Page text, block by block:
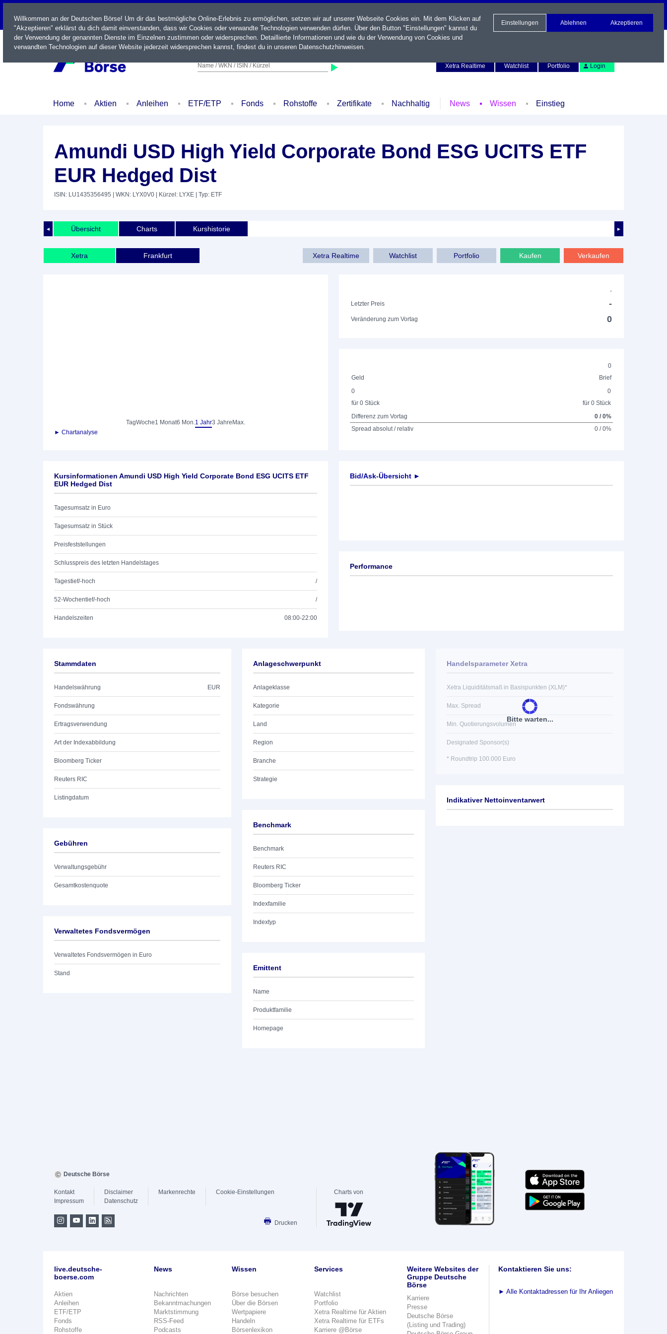
LIVE
Name / WKN / ISIN / Kürzel
Xetra Realtime
Watchlist Portfolio Login
Home Aktien Anleihen ETF/ETP Fonds Rohstoffe Zertifikate Nachhaltig News Wissen Einstieg
Amundi USD High Yield Corporate Bond ESG UCITS ETF
EUR Hedged Dist
ISIN: LU1435356495 | WKN: LYX0V0 | Kürzel: LYXE | Typ: ETF
◄ ►
Übersicht Charts Kurshistorie
Xetra Frankfurt Xetra Realtime Watchlist Portfolio Kaufen Verkaufen
TagWoche1 Monat6 Mon.1 Jahr3 Jahre Max.
► Chartanalyse
-
Letzter Preis
-
Veränderung zum Vortag 0
0
Geld
Brief
0
für 0 Stück
0
für 0 Stück
Differenz zum Vortag
0 / 0%
Spread absolut / relativ
0 / 0%
Kursinformationen Amundi USD High Yield Corporate Bond ESG UCITS ETF
EUR Hedged Dist
Tagesumsatz in Euro
Tagesumsatz in Stück
Preisfeststellungen
Schlusspreis des letzten Handelstages
Tagestief/-hoch /
52-Wochentief/-hoch /
Handelszeiten 08:00-22:00
Bid/Ask-Übersicht ►
Performance
Stammdaten
Handelswährung EUR
Fondswährung
Ertragsverwendung
Art der Indexabbildung
Bloomberg Ticker
Reuters RIC
Listingdatum
Gebühren
Verwaltungsgebühr
Gesamtkostenquote
Verwaltetes Fondsvermögen
Verwaltetes Fondsvermögen in Euro
Stand
Anlageschwerpunkt
Anlageklasse
Kategorie
Land
Region
Branche
Strategie
Benchmark
Benchmark
Reuters RIC
Bloomberg Ticker
Indexfamilie
Indextyp
Emittent
Name
Produktfamilie
Homepage
Bitte warten...
Handelsparameter Xetra
Xetra Liquiditätsmaß in Basispunkten (XLM)*
Max. Spread
Min. Quotierungsvolumen
Designated Sponsor(s)
* Roundtrip 100.000 Euro
Indikativer Nettoinventarwert
Willkommen an der Deutschen Börse! Um dir das bestmögliche Online-Erlebnis zu ermöglichen, setzen wir auf unserer Webseite Cookies ein. Mit dem Klicken auf
"Akzeptieren" erklärst du dich damit einverstanden, dass wir Cookies oder verwandte Technologien verwenden dürfen. Über den Button "Einstellungen" kannst du
der Verwendung der genannten Dienste im Einzelnen zustimmen oder widersprechen. Detaillierte Informationen und wie du der Verwendung von Cookies und
verwandten Technologien auf dieser Website jederzeit widersprechen kannst, findest du in unseren Datenschutzhinweisen.
Einstellungen Ablehnen Akzeptieren
Deutsche Börse
Kontakt
Impressum
Disclaimer
Datenschutz
Markenrechte Cookie-Einstellungen
Drucken
Charts von
live.deutsche-
boerse.com
Aktien
Anleihen
ETF/ETP
Fonds
Rohstoffe
News
Nachrichten
Bekanntmachungen
Marktstimmung
RSS-Feed
Podcasts
Wissen
Börse besuchen
Über die Börsen
Wertpapiere
Handeln
Börsenlexikon
Services
Watchlist
Portfolio
Xetra Realtime für Aktien
Xetra Realtime für ETFs
Karriere @Börse
Weitere Websites der
Gruppe Deutsche
Börse
Karriere
Presse
Deutsche Börse
(Listing und Trading)
Kontaktieren Sie uns:
► Alle Kontaktadressen für Ihr Anliegen